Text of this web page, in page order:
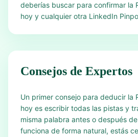
deberías buscar para confirmar la
hoy y cualquier otra LinkedIn
Consejos de Expertos
Un primer consejo para deducir la
hoy es escribir todas las pistas y
misma palabra antes o después
funciona de forma natural, estás